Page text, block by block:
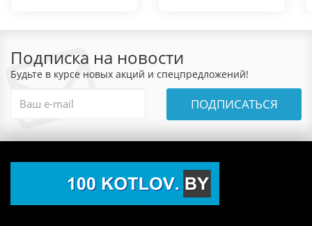
Подписка на новости
Будьте в курсе новых акций и спецпредложений!
ПОДПИСАТЬСЯ